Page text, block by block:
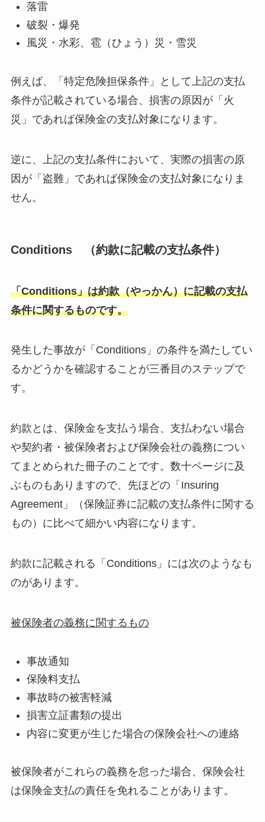
落雷
破裂・爆発
風災・水彩、雹（ひょう）災・雪災
例えば、「特定危険担保条件」として上記の支払
条件が記載されている場合、損害の原因が「火
災」であれば保険金の支払対象になります。
逆に、上記の支払条件において、実際の損害の原
因が「盗難」であれば保険金の支払対象になりま
せん。
Conditions （約款に記載の支払条件）
「Conditions」は約款（やっかん）に記載の支払
条件に関するものです。
発生した事故が「Conditions」の条件を満たしてい
るかどうかを確認することが三番目のステップで
す。
約款とは、保険金を支払う場合、支払わない場合
や契約者・被保険者および保険会社の義務につい
てまとめられた冊子のことです。数十ページに及
ぶものもありますので、先ほどの「Insuring
Agreement」（保険証券に記載の支払条件に関する
もの）に比べて細かい内容になります。
約款に記載される「Conditions」には次のようなも
のがあります。
被保険者の義務に関するもの
事故通知
保険料支払
事故時の被害軽減
損害立証書類の提出
内容に変更が生じた場合の保険会社への連絡
被保険者がこれらの義務を怠った場合、保険会社
は保険金支払の責任を免れることがあります。